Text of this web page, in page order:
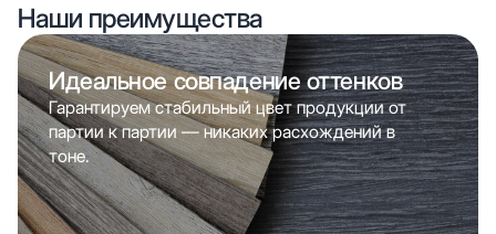
Наши преимущества
Идеальное совпадение оттенков
Гарантируем стабильный цвет продукции от
партии к партии — никаких расхождений в
тоне.